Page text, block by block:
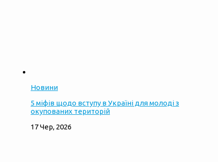
Новини
5 міфів щодо вступу в Україні для молоді з
окупованих територій
17 Чер, 2026